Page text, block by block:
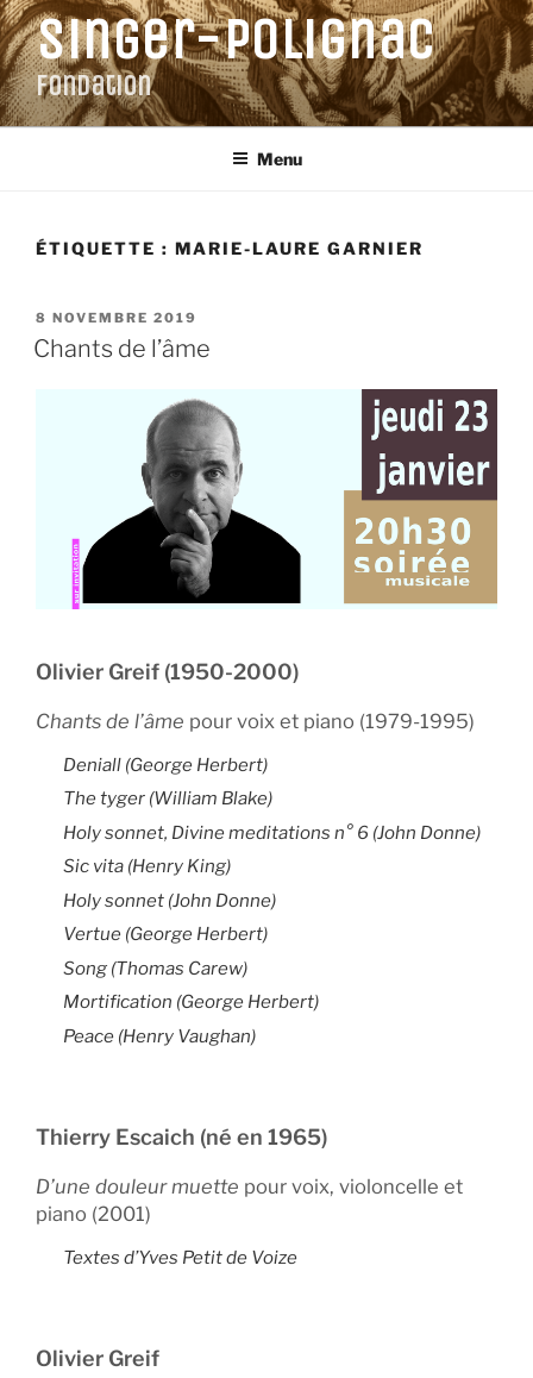
Aller
au
contenu
principal
Singer-Polignac
Fondation
Menu
ÉTIQUETTE : MARIE-LAURE GARNIER
PUBLIÉ
LE
8 NOVEMBRE 2019
Chants de l’âme
Olivier Greif (1950-2000)
Chants de l’âme pour voix et piano (1979-1995)
Deniall(George Herbert)
The tyger(William Blake)
Holy sonnet, Divine meditations n° 6 (John Donne)
Sic vita (Henry King)
Holy sonnet(John Donne)
Vertue (George Herbert)
Song (Thomas Carew)
Mortification (George Herbert)
Peace(Henry Vaughan)
Thierry Escaich (né en 1965)
D’une douleur muette pour voix, violoncelle et
piano (2001)
Textes d’Yves Petit de Voize
Olivier Greif